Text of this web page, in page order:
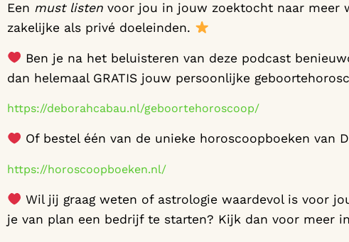
Een must listen voor jou in jouw zoektocht naar meer
zakelijke als privé doeleinden.
Ben je na het beluisteren van deze podcast
dan helemaal GRATIS jouw persoonlijke
https://deborahcabau.nl/geboortehoroscoop/
Of bestel één van de unieke horoscoopboeken van
https://horoscoopboeken.nl/
Wil jij graag weten of astrologie waardevol is voor
je van plan een bedrijf te starten? Kijk dan voor meer